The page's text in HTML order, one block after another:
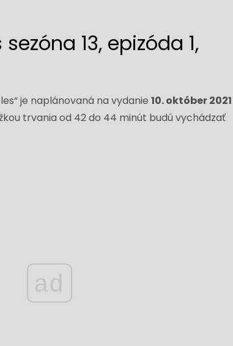
13, epizóda 1,
je naplánovaná na vydanie10. október 2021
trvania od 42 do 44 minút budú vychádzať
ad